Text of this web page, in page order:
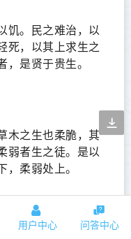
饥。民之难治，以
死，以其上求生之
，是贤于贵生。
木之生也柔脆，其
弱者生之徒。是以
，柔弱处上。
用户中心 问答中心